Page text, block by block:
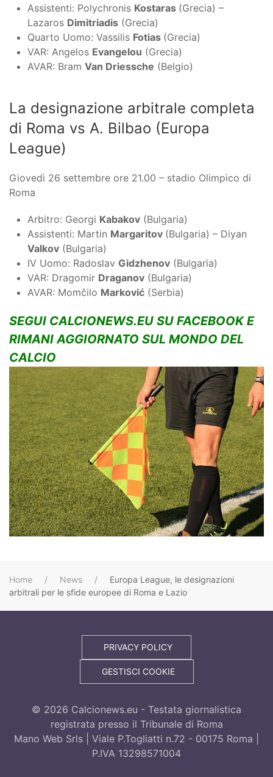
Assistenti: Polychronis Kostaras (Grecia) –
Lazaros Dimitriadis (Grecia)
Quarto Uomo: Vassilis Fotias (Grecia)
VAR: Angelos Evangelou (Grecia)
AVAR: Bram Van Driessche (Belgio)
La designazione arbitrale completa
di Roma vs A. Bilbao (Europa
League)
Giovedì 26 settembre ore 21.00 – stadio Olimpico di
Roma
Arbitro: Georgi Kabakov (Bulgaria)
Assistenti: Martin Margaritov (Bulgaria) – Diyan
Valkov (Bulgaria)
IV Uomo: Radoslav Gidzhenov (Bulgaria)
VAR: Dragomir Draganov (Bulgaria)
AVAR: Momčilo Marković (Serbia)
SEGUI CALCIONEWS.EU SU FACEBOOK E
RIMANI AGGIORNATO SUL MONDO DEL
CALCIO
Home News
Europa League, le designazioni
arbitrali per le sfide europee di Roma e Lazio
PRIVACY POLICY
GESTISCI COOKIE
© 2026 Calcionews.eu - Testata giornalistica
registrata presso il Tribunale di Roma
Mano Web Srls | Viale P.Togliatti n.72 - 00175 Roma |
P.IVA 13298571004